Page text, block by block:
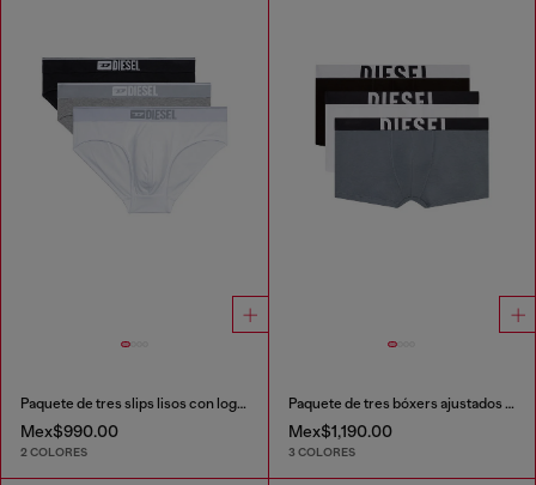
Paquete de tres slips lisos con logotipo
Mex$990.00
2 COLORES
Paquete de tres bóxers ajustados de algodón elástico
Mex$1,190.00
3 COLORES